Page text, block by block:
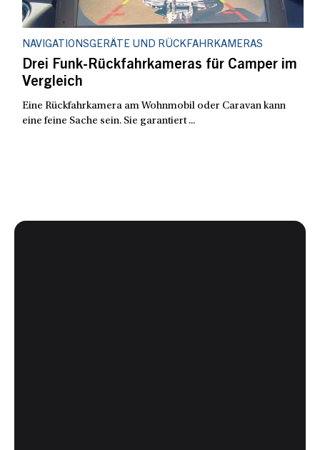
NAVIGATIONSGERÄTE UND RÜCKFAHRKAMERAS
Drei Funk-Rückfahrkameras für Camper im
Vergleich
Eine Rückfahrkamera am Wohnmobil oder Caravan kann
eine feine Sache sein. Sie garantiert ...